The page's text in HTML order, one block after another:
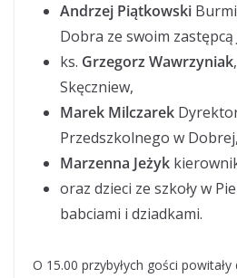
Andrzej Piątkowski
Dobra ze swoim zastępcą
ks. Grzegorz Wawrzyniak
Skęczniew,
Marek Milczarek
Przedszkolnego w Dobrej,
Marzenna Jeżyk
oraz dzieci ze szkoły w
babciami i dziadkami.
O 15.00 przybyłych gości